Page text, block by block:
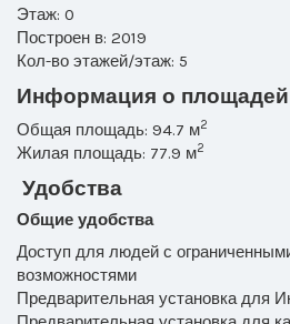
Этаж: 0
Построен в: 2019
Кол-во этажей/этаж: 5
Информация о площадей
Общая площадь: 94.7 м2
Жилая площадь: 77.9 м2
Удобства
Общие удобства
Доступ для людей с
возможностями
Предварительная установка для